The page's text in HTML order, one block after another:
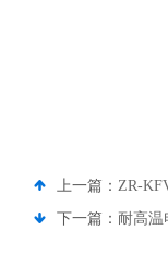
上一篇： ZR-
下一篇： 耐高温